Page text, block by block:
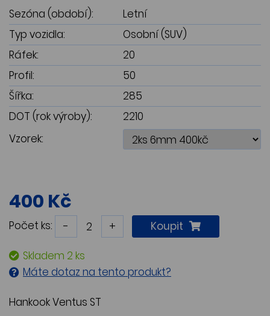
Sezóna (období):
Letní
Typ vozidla:
Osobní (SUV)
Ráfek:
20
Profil:
50
Šířka:
285
DOT (rok výroby):
2210
Vzorek:
400 Kč
Počet ks: - + Koupit
Skladem 2 ks
Máte dotaz na tento produkt?
Hankook Ventus ST